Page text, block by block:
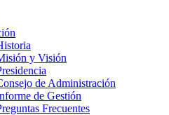
y Visión
de Administración
de Gestión
Frecuentes